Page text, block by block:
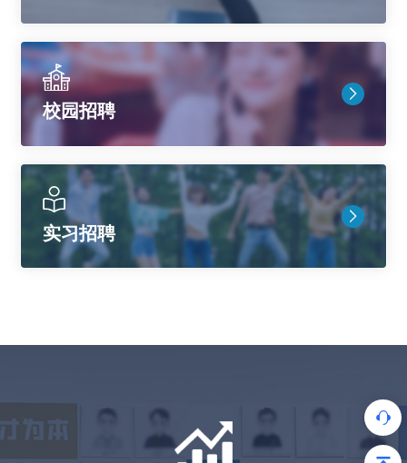
校园招聘
实习招聘